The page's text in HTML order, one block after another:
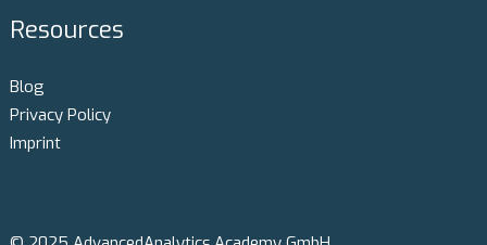
Resources
Blog
Privacy Policy
Imprint